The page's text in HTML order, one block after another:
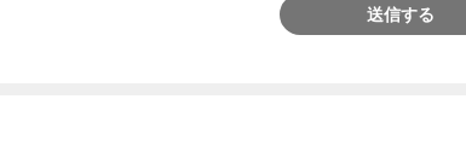
送信する